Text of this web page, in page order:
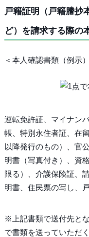
戸籍証明（戸籍謄抄
ど）を請求する際の
＜本人確認書類（例示
運転免許証、マイナン
帳、特別永住者証、在
以降発行のもの）、官
明書（写真付き）、資
限る）、介護保険証、
明書、住民票の写し、
※上記書類で送付先と
で書類を送っていただ